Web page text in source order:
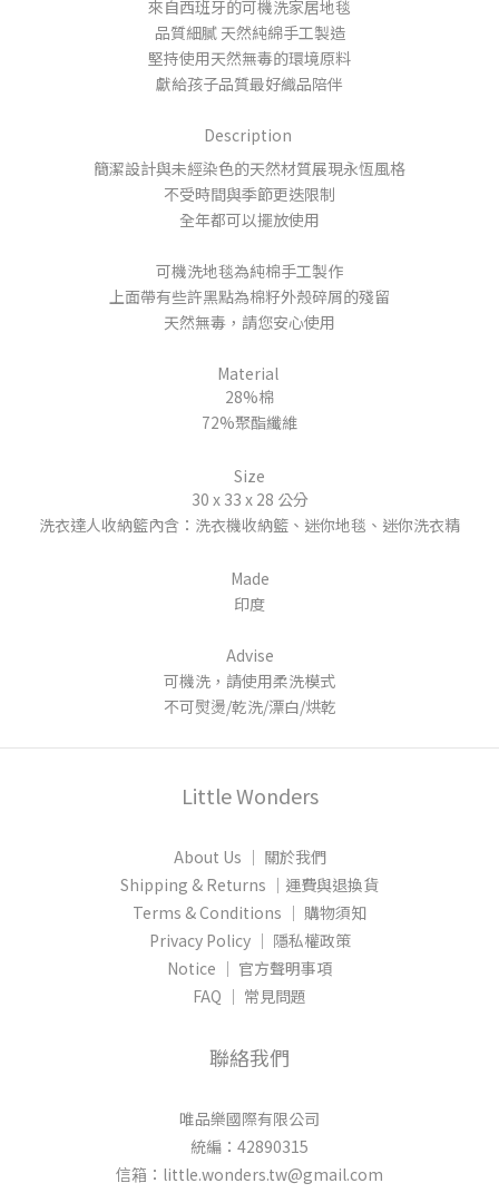
來自西班牙的可機洗家居地毯
品質細膩 天然純綿手工製造
堅持使用天然無毒的環境原料
獻給孩子品質最好織品陪伴
Description
簡潔設計與未經染色的天然材質展現永恆風格
不受時間與季節更迭限制
全年都可以擺放使用
可機洗地毯為純棉手工製作
上面帶有些許黑點為棉籽外殼碎屑的殘留
天然無毒，請您安心使用
Material
28%棉
72%聚酯纖維
Size
30 x 33 x 28 公分
洗衣達人收納籃內含：洗衣機收納籃、迷你地毯、迷你洗衣精
Made
印度
Advise
可機洗，請使用柔洗模式
不可熨燙/乾洗/漂白/烘乾
Little Wonders
About Us │ 關於我們
Shipping & Returns │運費與退換貨
Terms & Conditions │ 購物須知
Privacy Policy │ 隱私權政策
Notice │ 官方聲明事項
FAQ │ 常見問題
聯絡我們
唯品樂國際有限公司
統編：42890315
信箱：little.wonders.tw@gmail.com